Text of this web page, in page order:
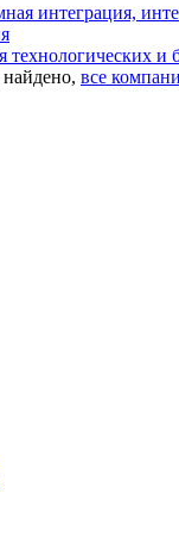
интеграция,
технологических
найдено, все